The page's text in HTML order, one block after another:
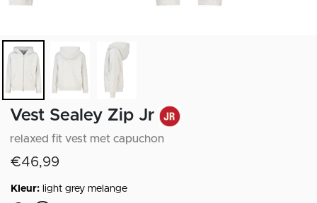
Vest Sealey Zip Jr
relaxed fit vest met capuchon
€46,99
Kleur: light grey melange